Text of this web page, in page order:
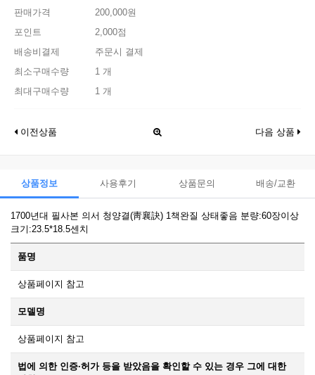
판매가격
200,000원
포인트
2,000점
배송비결제
주문시 결제
최소구매수량
1 개
최대구매수량
1 개
이전상품 다음 상품
상품정보 사용후기 상품문의 배송/교환
1700년대 필사본 의서 청양결(靑襄訣) 1책완질 상태좋음 분량:60장이상
크기:23.5*18.5센치
품명
상품페이지 참고
모델명
상품페이지 참고
법에 의한 인증·허가 등을 받았음을 확인할 수 있는 경우 그에 대한